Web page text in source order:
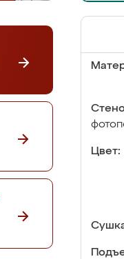
Цвет: